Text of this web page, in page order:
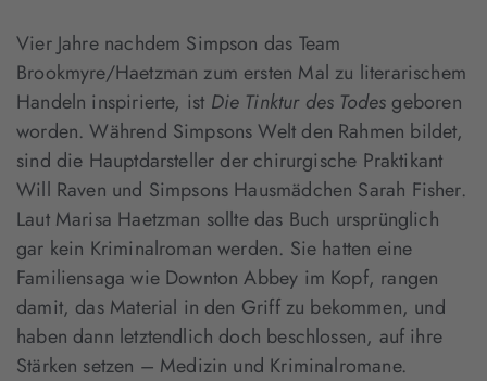
Vier Jahre nachdem Simpson das Team
Brookmyre/Haetzman zum ersten Mal zu literarischem
Handeln inspirierte, ist Die Tinktur des Todes geboren
worden. Während Simpsons Welt den Rahmen bildet,
sind die Hauptdarsteller der chirurgische Praktikant
Will Raven und Simpsons Hausmädchen Sarah Fisher.
Laut Marisa Haetzman sollte das Buch ursprünglich
gar kein Kriminalroman werden. Sie hatten eine
Familiensaga wie Downton Abbey im Kopf, rangen
damit, das Material in den Griff zu bekommen, und
haben dann letztendlich doch beschlossen, auf ihre
Stärken setzen – Medizin und Kriminalromane.